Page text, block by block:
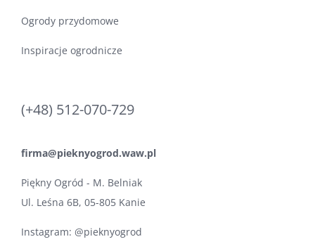
Ogrody przydomowe
Inspiracje ogrodnicze
(+48) 512-070-729
firma@pieknyogrod.waw.pl
Piękny Ogród - M. Belniak
Ul. Leśna 6B, 05-805 Kanie
Instagram: @pieknyogrod